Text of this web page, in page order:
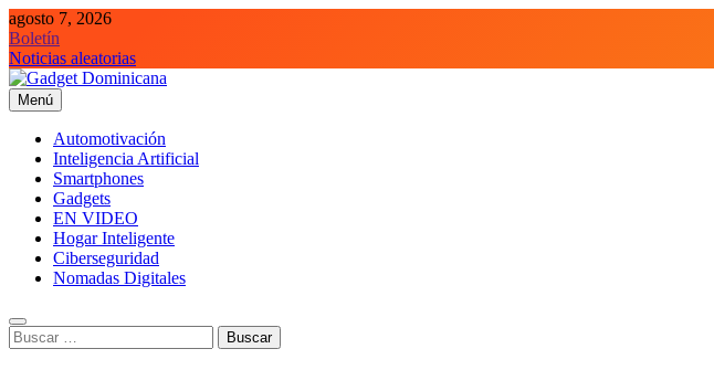
Saltar
al
contenido
agosto 7, 2026
Boletín
Noticias aleatorias
Gadget Dominicana
Gadgets, Autos y Tecnología de consumo
Menú
Automotivación
Inteligencia Artificial
Smartphones
Gadgets
EN VIDEO
Hogar Inteligente
Ciberseguridad
Nomadas Digitales
Buscar: